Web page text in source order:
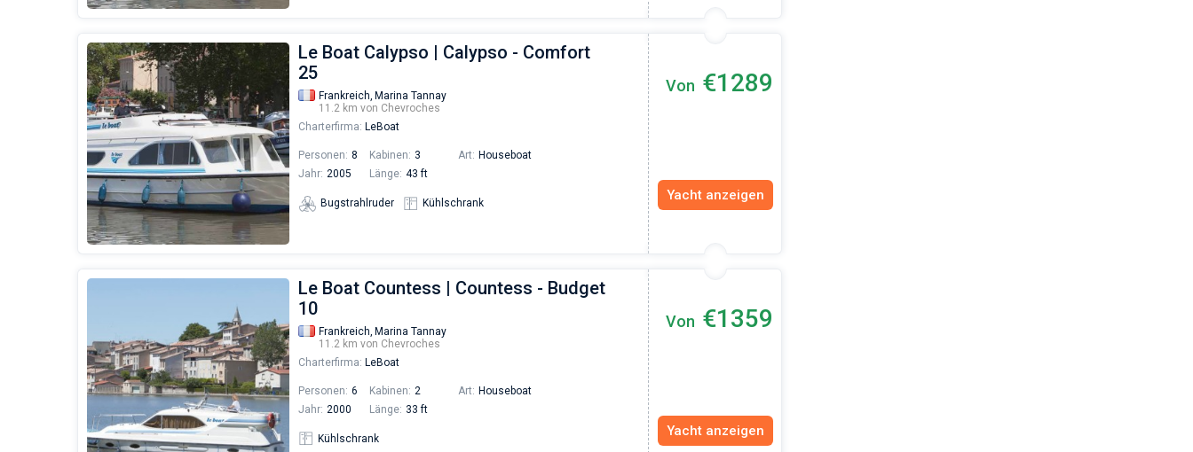
Le Boat Calypso | Calypso - Comfort
25
Frankreich, Marina Tannay
11.2 km von Chevroches
Charterfirma: LeBoat
Personen: 8 Kabinen: 3 Art: Houseboat
Jahr: 2005 Länge: 43 ft
Bugstrahlruder Kühlschrank
Von €1289
Yacht anzeigen
Le Boat Countess | Countess - Budget
10
Frankreich, Marina Tannay
11.2 km von Chevroches
Charterfirma: LeBoat
Personen: 6 Kabinen: 2 Art: Houseboat
Jahr: 2000 Länge: 33 ft
Kühlschrank
Von €1359
Yacht anzeigen